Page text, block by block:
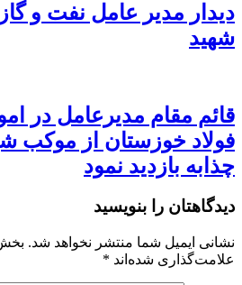
دیدار مدیر عامل نفت و
شهید
قائم مقام مدیرعامل در
فولاد خوزستان از موکب
چذابه بازدید نمود
دیدگاهتان را بنویسید
نشانی ایمیل شما منتشر نخواهد شد.
علامت‌گذاری شده‌اند *